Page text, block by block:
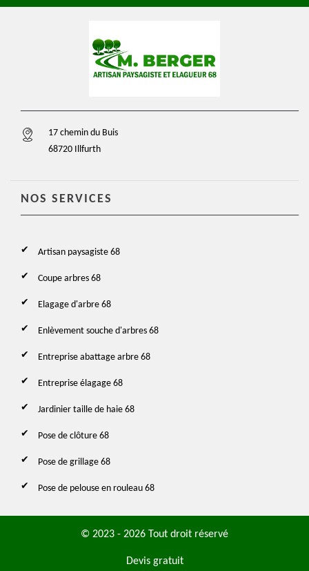
17 chemin du Buis
68720 Illfurth
NOS SERVICES
Artisan paysagiste 68
Coupe arbres 68
Elagage d'arbre 68
Enlèvement souche d'arbres 68
Entreprise abattage arbre 68
Entreprise élagage 68
Jardinier taille de haie 68
Pose de clôture 68
Pose de grillage 68
Pose de pelouse en rouleau 68
© 2023 - 2026 Tout droit réservé
Devis gratuit